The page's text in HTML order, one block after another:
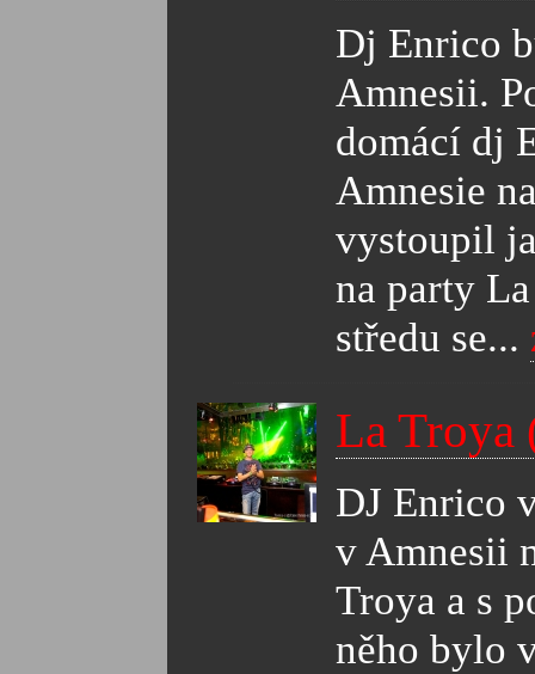
Dj Enrico
Amnesii.
domácí dj
Amnesie
vystoupil
na party
středu se...
La Troya
DJ Enrico
v Amnesii
Troya a s
něho bylo